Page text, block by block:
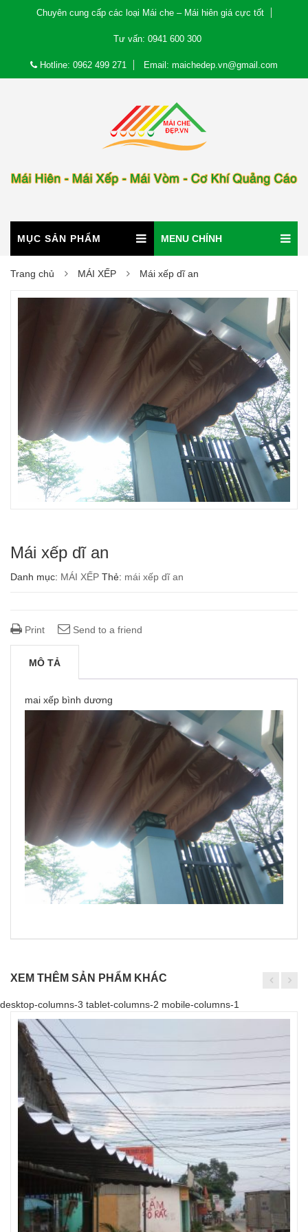
Chuyên cung cấp các loại Mái che – Mái hiên giá cực tốt
Tư vấn: 0941 600 300
Hotline: 0962 499 271 Email: maichedep.vn@gmail.com
MỤC SẢN PHẨM MENU CHÍNH
Trang chủ MÁI XẾP Mái xếp dĩ an
Mái xếp dĩ an
Danh mục: MÁI XẾP Thẻ: mái xếp dĩ an
Print Send to a friend
MÔ TẢ
mai xếp bình dương
XEM THÊM SẢN PHẨM KHÁC
desktop-columns-3 tablet-columns-2 mobile-columns-1